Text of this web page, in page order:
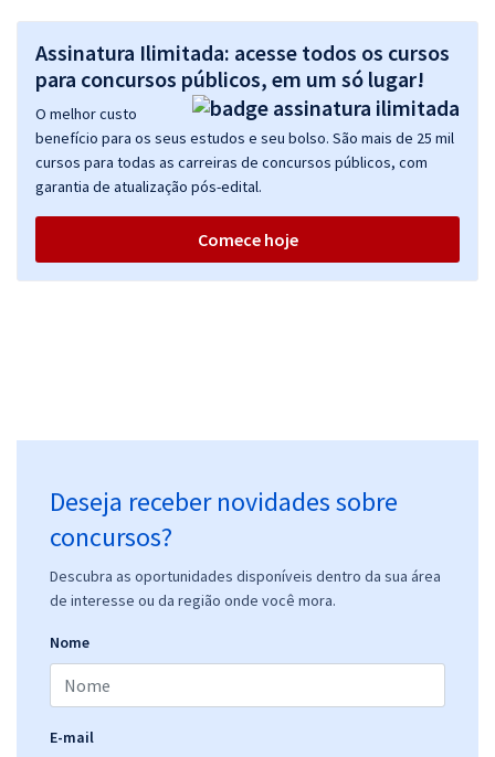
Assinatura Ilimitada: acesse todos os cursos
para concursos públicos, em um só lugar!
O melhor custo
benefício para os seus estudos e seu bolso. São mais de 25 mil
cursos para todas as carreiras de concursos públicos, com
garantia de atualização pós-edital.
Comece hoje
Deseja receber novidades sobre
concursos?
Descubra as oportunidades disponíveis dentro da sua área
de interesse ou da região onde você mora.
Nome
E-mail